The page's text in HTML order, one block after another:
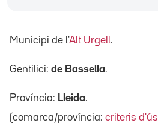
Municipi de l'Alt Urgell .
Gentilici: de Bassella.
Província: Lleida.
(comarca/província: criteris d'ús